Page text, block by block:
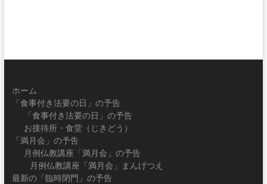
ホーム
「食事付き法要の日」の予告
「食事付き法要の日」の予告
お接待所・食堂（じきどう）
「満月会」の予告
月例仏教講座「満月会」の予告
月例仏教講座「満月会」まんげつえ
最新の「臨時閉門」の予告